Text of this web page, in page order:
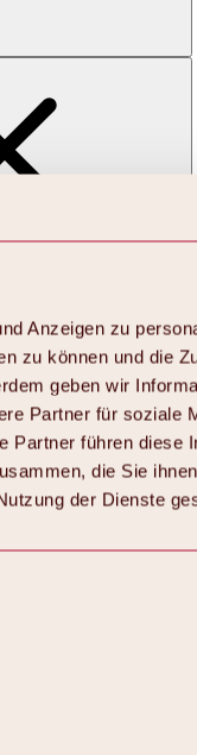
Anzeigen zu
zu können und die
geben wir
Partner für soziale
Partner führen diese
die Sie
der Dienste